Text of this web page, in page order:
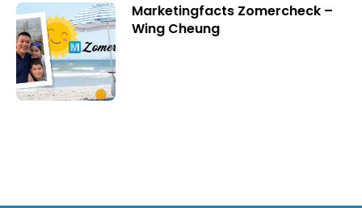
Marketingfacts Zomercheck –
Wing Cheung